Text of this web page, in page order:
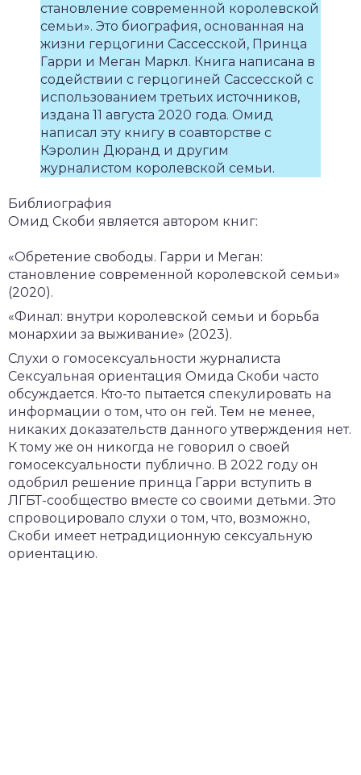
становление современной королевской
семьи». Это биография, основанная на
жизни герцогини Сассесской, Принца
Гарри и Меган Маркл. Книга написана в
содействии с герцогиней Сассесской c
использованием третьих источников,
издана 11 августа 2020 года. Омид
написал эту книгу в соавторстве с
Кэролин Дюранд и другим
журналистом королевской семьи.
Библиография
Омид Скоби является автором книг:
«Обретение свободы. Гарри и Меган:
становление современной королевской семьи»
(2020).
«Финал: внутри королевской семьи и борьба
монархии за выживание» (2023).
Слухи о гомосексуальности журналиста
Сексуальная ориентация Омида Скоби часто
обсуждается. Кто-то пытается спекулировать на
информации о том, что он гей. Тем не менее,
никаких доказательств данного утверждения нет.
К тому же он никогда не говорил о своей
гомосексуальности публично. В 2022 году он
одобрил решение принца Гарри вступить в
ЛГБТ-сообщество вместе со своими детьми. Это
спровоцировало слухи о том, что, возможно,
Скоби имеет нетрадиционную сексуальную
ориентацию.